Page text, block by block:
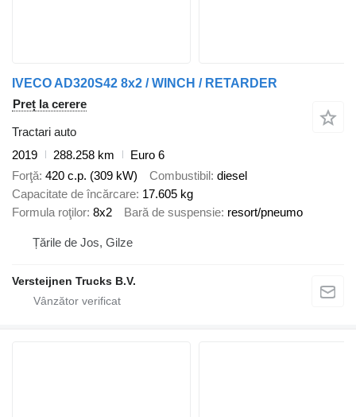
IVECO AD320S42 8x2 / WINCH / RETARDER
Preț la cerere
Tractari auto
2019
288.258 km
Euro 6
Forţă 420 c.p. (309 kW) Combustibil diesel
Capacitate de încărcare 17.605 kg
Formula roţilor 8x2 Bară de suspensie resort/pneumo
Țările de Jos, Gilze
Versteijnen Trucks B.V.